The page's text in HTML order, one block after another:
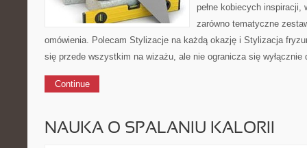
pełne kobiecych
zarówno tematyczne
omówienia. Polecam Stylizacje na każdą okazję i Stylizacja
się przede wszystkim na wizażu, ale nie ogranicza się
Continue
NAUKA O SPALANIU KALORII